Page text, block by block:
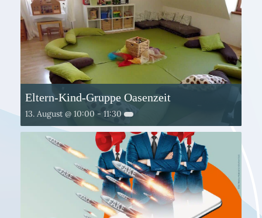
Eltern-Kind-Gruppe Oasenzeit
13. August @ 10:00 - 11:30